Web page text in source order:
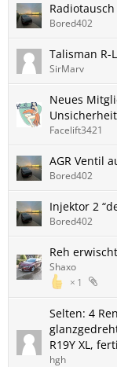
Bored402
Talisman R-
SirMarv
Neues
Facelift3421
AGR Ventil
Bored402
Injektor 2
Bored402
Reh erwischt
1
Shaxo
Selten: 4
R19Y XL,
hgh